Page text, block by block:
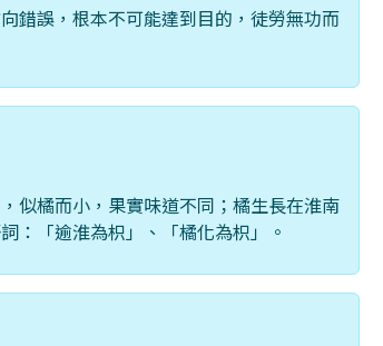
錯誤，根本不可能達到目的，徒勞無功而
似橘而小，果實味道不同；橘生長在淮南
：「逾淮為枳」、「橘化為枳」。